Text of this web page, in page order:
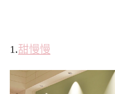
1.甜慢慢